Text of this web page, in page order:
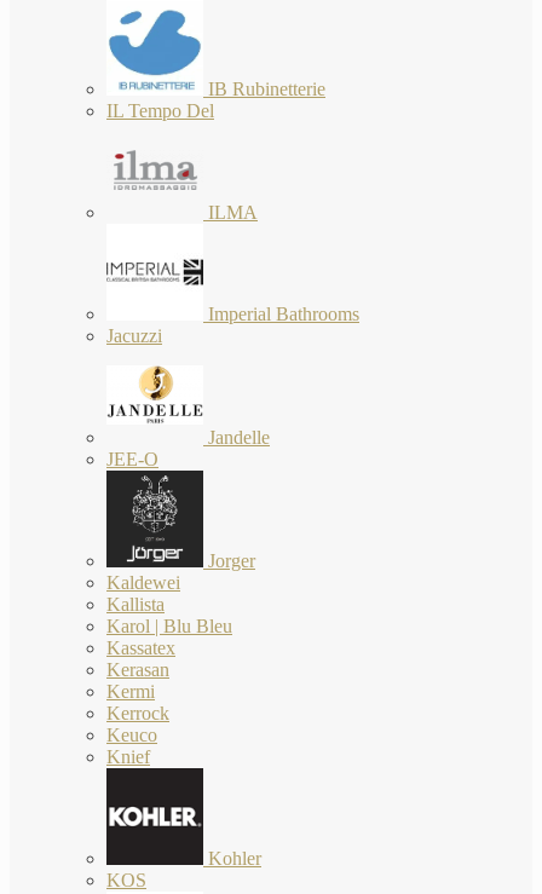
IB Rubinetterie
IL Tempo Del
ILMA
Imperial Bathrooms
Jacuzzi
Jandelle
JEE-O
Jorger
Kaldewei
Kallista
Karol | Blu Bleu
Kassatex
Kerasan
Kermi
Kerrock
Keuco
Knief
Kohler
KOS